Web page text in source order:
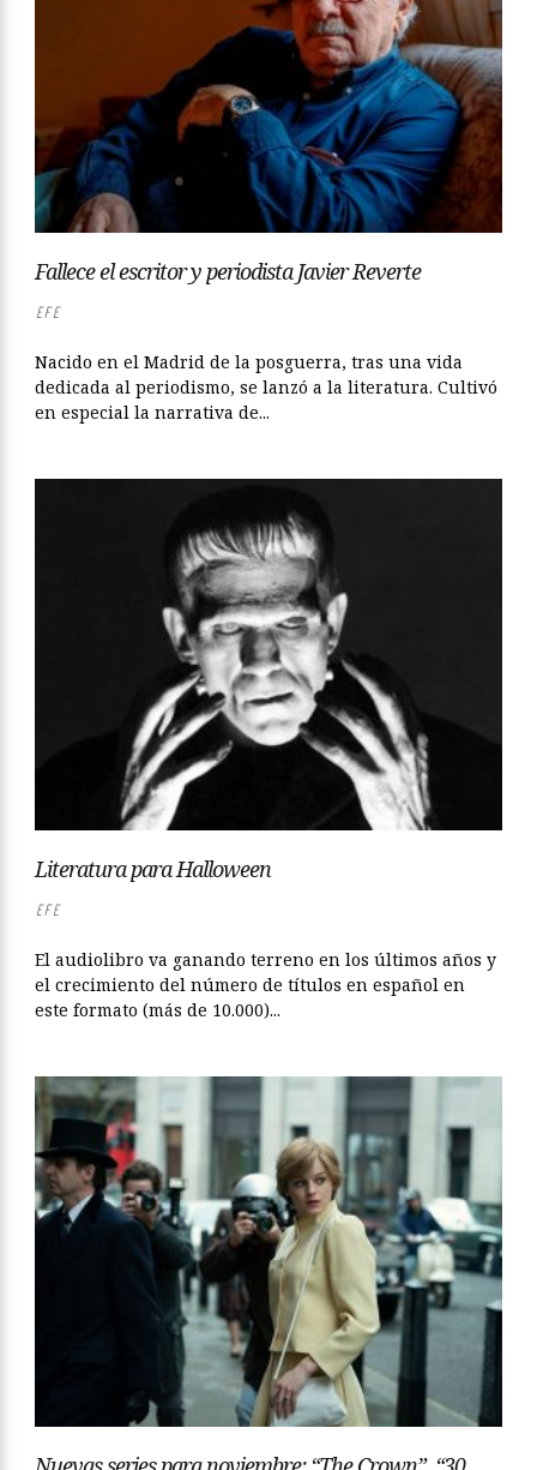
Fallece el escritor y periodista Javier Reverte
EFE
Nacido en el Madrid de la posguerra, tras una vida
dedicada al periodismo, se lanzó a la literatura. Cultivó
en especial la narrativa de...
Literatura para Halloween
EFE
El audiolibro va ganando terreno en los últimos años y
el crecimiento del número de títulos en español en
este formato (más de 10.000)...